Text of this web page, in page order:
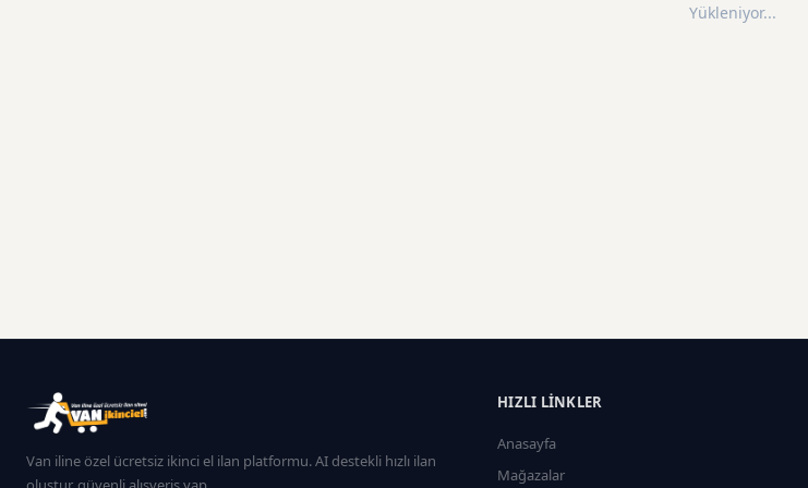
Yükleniyor...
Van iline özel ücretsiz ikinci el ilan platformu. AI destekli hızlı ilan
HIZLI LINKLER
Anasayfa
Mağazalar